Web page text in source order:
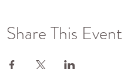
Share This Event